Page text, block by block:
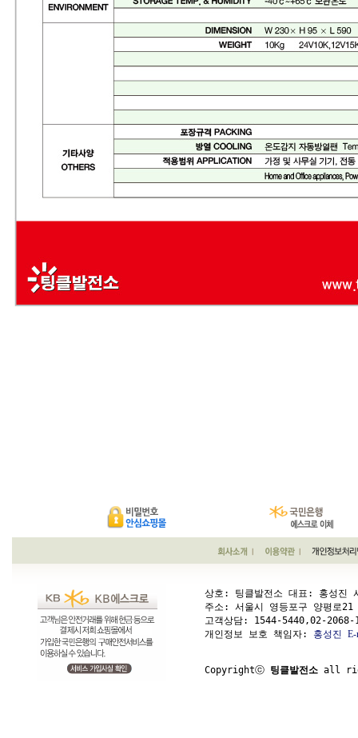
상호: 팅클발전소 대표: 홍성
주소: 서울시 영등포구 양평
고객상담: 1544-5440,02-
개인정보 보호 책임자: 홍성진
Copyrightⓒ 팅클발전소 all